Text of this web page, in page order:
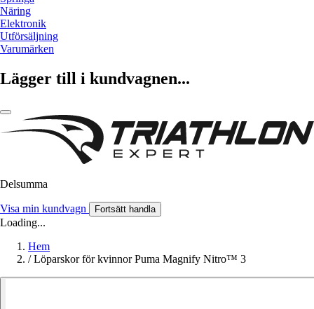
Näring
Elektronik
Utförsäljning
Varumärken
Lägger till i kundvagnen...
Delsumma
Visa min kundvagn Fortsätt handla
Loading...
Hem
/ Löparskor för kvinnor Puma Magnify Nitro™ 3